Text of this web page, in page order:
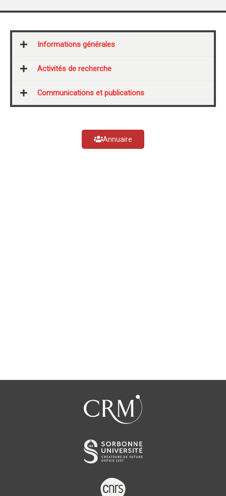
Informations générales
Activités de recherche
Communications et publications
Annuaire